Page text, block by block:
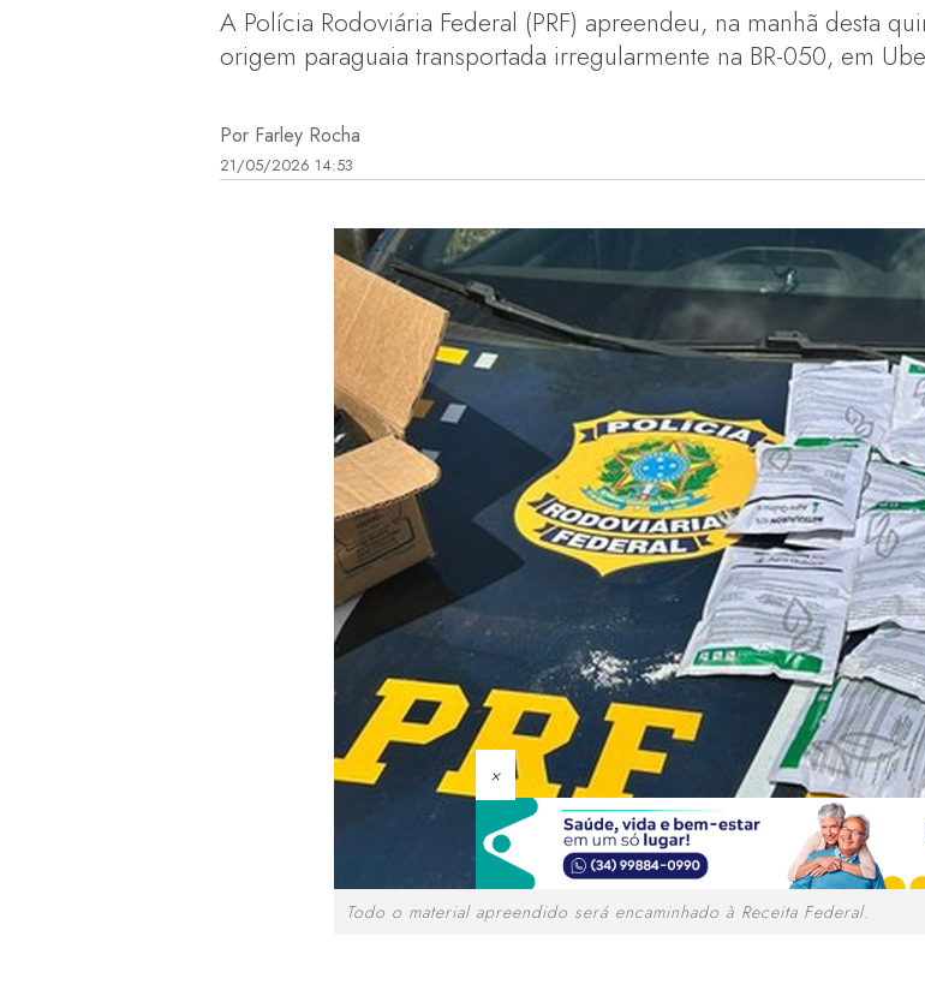
A Polícia Rodoviária Federal (PRF) apreendeu, na manhã desta
origem paraguaia transportada irregularmente na BR-050, em
Por Farley Rocha
21/05/2026 14:53
×
Todo o material apreendido será encaminhado à Receita Federal.